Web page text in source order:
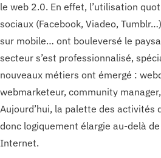
le web 2.0. En effet, l’utilisation
sociaux (Facebook, Viadeo,
sur mobile… ont bouleversé le
secteur s’est professionnalisé,
nouveaux métiers ont émergé :
webmarketeur, community
Aujourd’hui, la palette des activités
donc logiquement élargie au-delà
Internet.